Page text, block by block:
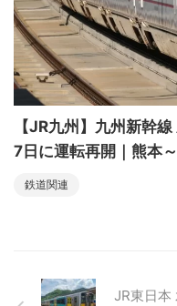
【JR九州】九州新幹
7日に運転再開｜熊本
鉄道関連
JR東日本